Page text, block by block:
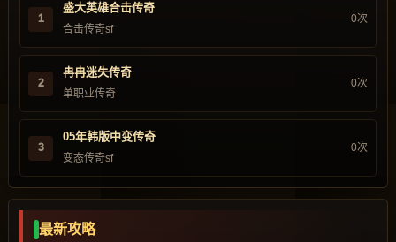
1
盛大英雄合击传奇
合击传奇sf
0次
2
冉冉迷失传奇
单职业传奇
0次
3
05年韩版中变传奇
变态传奇sf
0次
最新攻略